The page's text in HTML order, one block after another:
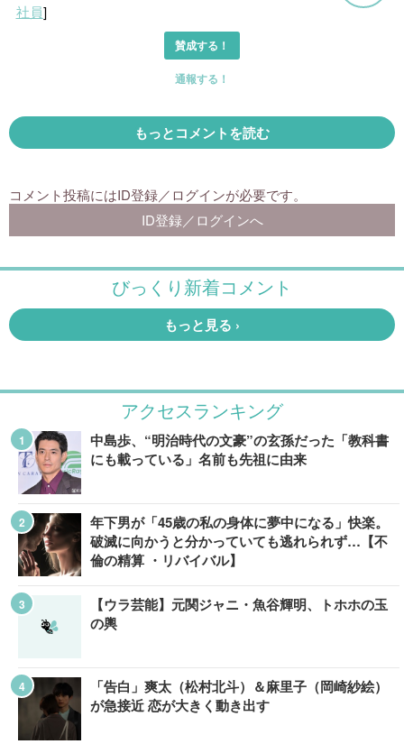
アクセスランキング
中島歩、“明治時代の文豪”の玄孫だった「教科書
にも載っている」名前も先祖に由来
年下男が「45歳の私の身体に夢中になる」快楽。
破滅に向かうと分かっていても逃れられず…【不
倫の精算 ・リバイバル】
【ウラ芸能】元関ジャニ・魚谷輝明、トホホの玉
の輿
「告白」爽太（松村北斗）＆麻里子（岡崎紗絵）
が急接近 恋が大きく動き出す